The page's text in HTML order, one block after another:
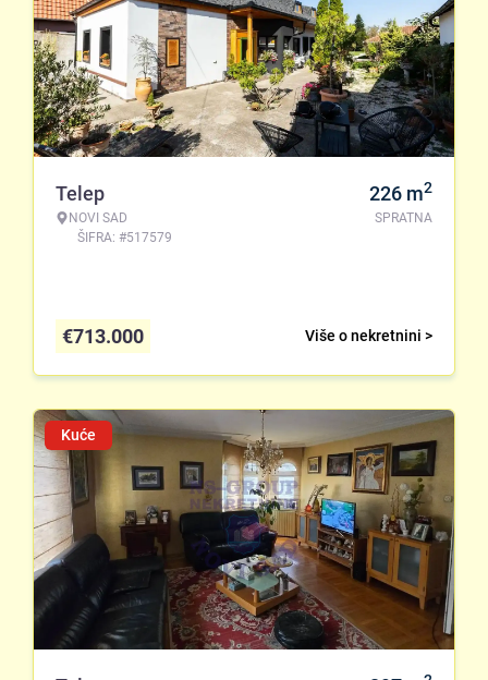
Telep
NOVI SAD
ŠIFRA: #517579
226 m2
SPRATNA
Više o nekretnini >
€713.000
Kuće